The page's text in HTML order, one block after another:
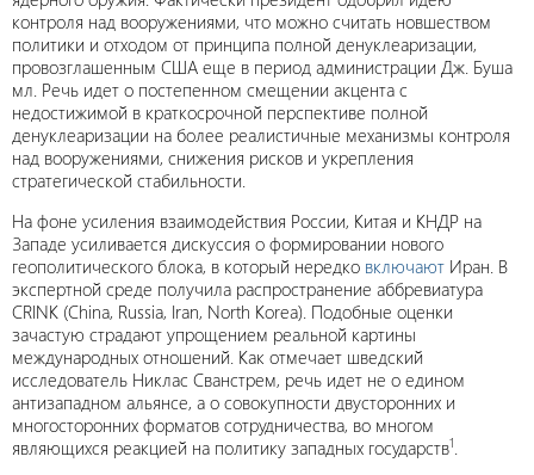
контроля над вооружениями, что можно считать новшеством
политики и отходом от принципа полной денуклеаризации,
провозглашенным США еще в период администрации Дж. Буша
мл. Речь идет о постепенном смещении акцента с
недостижимой в краткосрочной перспективе полной
денуклеаризации на более реалистичные механизмы контроля
над вооружениями, снижения рисков и укрепления
стратегической стабильности.
На фоне усиления взаимодействия России, Китая и КНДР на
Западе усиливается дискуссия о формировании нового
геополитического блока, в который нередко включают Иран. В
экспертной среде получила распространение аббревиатура
CRINK (China, Russia, Iran, North Korea). Подобные оценки
зачастую страдают упрощением реальной картины
международных отношений. Как отмечает шведский
исследователь Никлас Сванстрем, речь идет не о едином
антизападном альянсе, а о совокупности двусторонних и
многосторонних форматов сотрудничества, во многом
являющихся реакцией на политику западных государств1.